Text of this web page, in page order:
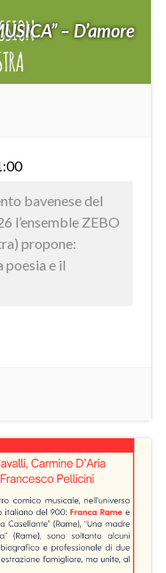
– D’amore
bavenese del
l’ensemble ZEBO
propone:
poesia e il